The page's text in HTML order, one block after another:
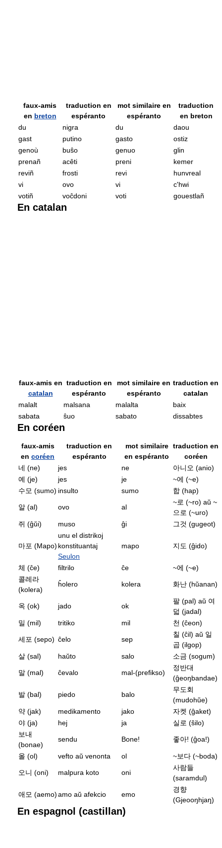
faux-amis
en breton
traduction en
espéranto
mot similaire en
espéranto
traduction
en breton
du
nigra du
daou
gast
putino gasto
ostiz
genoù
buŝo genuo
glin
prenañ
acêti preni
kemer
reviñ
frosti revi
hunvreal
vi
ovo vi
c'hwi
votiñ
voĉdoni voti gouestlañ
En catalan
faux-amis en
catalan
traduction en
espéranto
mot similaire en
espéranto
traduction en
catalan
malalt
malsana malalta
baix
sabata
ŝuo sabato dissabtes
En coréen
faux-amis
en coréen
traduction en
espéranto
mot similaire
en espéranto
traduction en
coréen
네 (ne)
jes ne
아니오 (anio)
예 (je)
jes je
~에 (~e)
수모 (sumo) insulto sumo 합 (hap)
알 (al) ovo al
~로 (~ro) aŭ ~
으로 (~uro)
쥐 (ĝŭi)
muso ĝi 그것 (gugeot)
마포 (Mapo)
unu el distrikoj
konstituantaj
Seulon
mapo 지도 (ĝido)
체 (ĉe) filtrilo ĉe
~에 (~e)
콜레라
(kolera)
ĥolero kolera 화난 (hŭanan)
옥 (ok) jado ok
팔 (pal) aŭ 여
덟 (jadal)
밀 (mil)
tritiko mil 천 (ĉeon)
세포 (sepo) ĉelo sep
칠 (ĉil) aŭ 일
곱 (ilgop)
살 (sal)
haŭto salo 소금 (sogum)
말 (mal) ĉevalo mal-(prefikso)
정반대
(ĝeoŋbandae)
발 (bal) piedo balo
무도회
(mudohŭe)
약 (jak)
medikamento jako
자켓 (ĝaket)
야 (ja)
hej ja
실로 (ŝilo)
보내
(bonae)
sendu Bone! 좋아! (ĝoa!)
올 (ol) vefto aŭ venonta ol ~보다 (~boda)
오니 (oni) malpura koto oni
사람들
(saramdul)
애모 (aemo)amo aŭ afekcio emo
경향
(Gjeooŋhjaŋ)
En espagnol (castillan)